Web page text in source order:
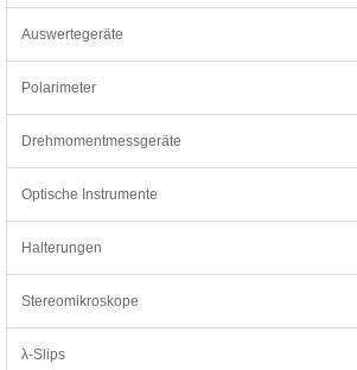
Auswertegeräte
Polarimeter
Drehmomentmessgeräte
Optische Instrumente
Halterungen
Stereomikroskope
λ-Slips